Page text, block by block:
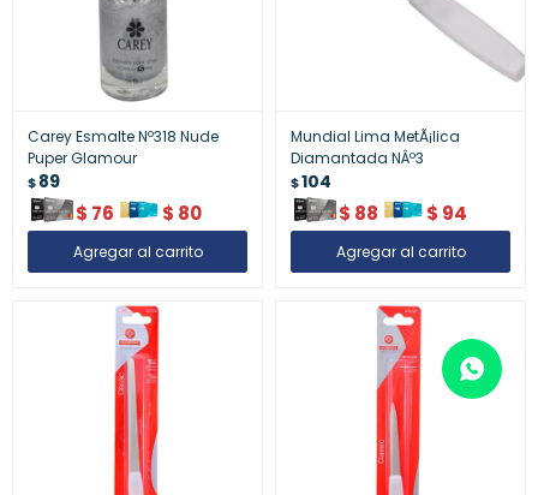
Carey Esmalte Nº318 Nude
Puper Glamour
$89
$ 76 $ 80
Mundial Lima MetÃ¡lica
Diamantada NÂº3
$104
$ 88 $ 94